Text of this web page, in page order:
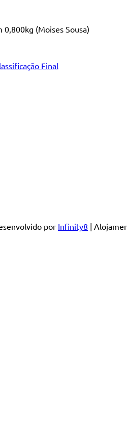
0,800kg (Moises Sousa)
Final
por Infinity8 |